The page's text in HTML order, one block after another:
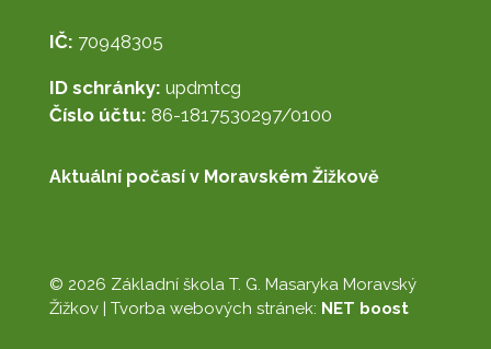
IČ: 70948305
ID schránky: updmtcg
Číslo účtu: 86-1817530297/0100
Aktuální počasí v Moravském Žižkově
© 2026 Základní škola T. G. Masaryka Moravský
Žižkov | Tvorba webových stránek: NET boost